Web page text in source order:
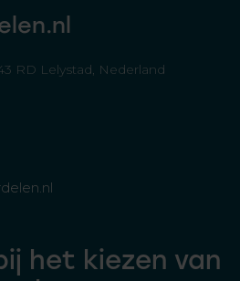
RD Lelystad, Nederland
het kiezen van